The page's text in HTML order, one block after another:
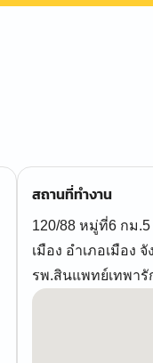
สถานที่ทำงาน
120/88 หมู่ที่6 กม
เมือง อำเภอเมือง
รพ.สินแพทย์เทพารั